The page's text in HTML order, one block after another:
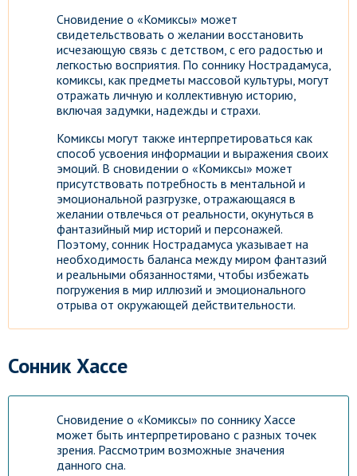
Сновидение о «Комиксы» может
свидетельствовать о желании восстановить
исчезающую связь с детством, с его радостью и
легкостью восприятия. По соннику Нострадамуса,
комиксы, как предметы массовой культуры, могут
отражать личную и коллективную историю,
включая задумки, надежды и страхи.
Комиксы могут также интерпретироваться как
способ усвоения информации и выражения своих
эмоций. В сновидении о «Комиксы» может
присутствовать потребность в ментальной и
эмоциональной разгрузке, отражающаяся в
желании отвлечься от реальности, окунуться в
фантазийный мир историй и персонажей.
Поэтому, сонник Нострадамуса указывает на
необходимость баланса между миром фантазий
и реальными обязанностями, чтобы избежать
погружения в мир иллюзий и эмоционального
отрыва от окружающей действительности.
Сонник Хассе
Сновидение о «Комиксы» по соннику Хассе
может быть интерпретировано с разных точек
зрения. Рассмотрим возможные значения
данного сна.